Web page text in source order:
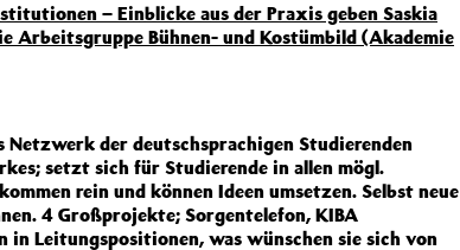
– Einblicke aus der Praxis geben Saskia
Arbeitsgruppe Bühnen- und Kostümbild (Akademie
Netzwerk der deutschsprachigen Studierenden
setzt sich für Studierende in allen mögl.
rein und können Ideen umsetzen. Selbst neue
4 Großprojekte; Sorgentelefon, KIBA
in Leitungspositionen, was wünschen sie sich von